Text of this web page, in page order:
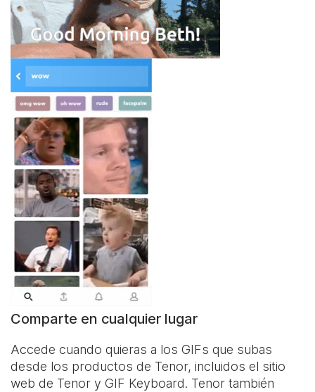
Comparte en cualquier lugar
Accede cuando quieras a los GIFs que subas
desde los productos de Tenor, incluidos el sitio
web de Tenor y GIF Keyboard. Tenor también